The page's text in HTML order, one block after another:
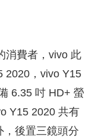
消費者，vivo 此
2020，vivo Y15
6.35 吋 HD+ 螢
Y15 2020 共有
，後置三鏡頭分